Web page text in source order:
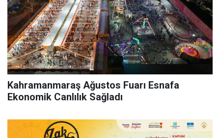
Kahramanmaraş Ağustos Fuarı Esnafa
Ekonomik Canlılık Sağladı